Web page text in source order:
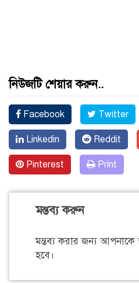
নিউজটি শেয়ার করুন..
Facebook Twitter
Linkedin Reddit
Pinterest Print
মন্তব্য করুন
মন্তব্য করার জন্য
হবে।